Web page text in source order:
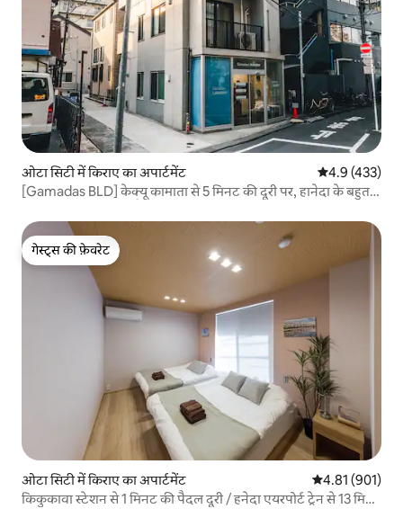
ओटा सिटी में किराए का अपार्टमेंट औसत रेटिंग 5 में
4.9 (433)
[Gamadas BLD] केक्यू कामाता से 5 मिनट की दूरी पर, हानेदा के बहुत
लिए आरामदायक
गेस्ट्स की फ़ेवरेट
गेस्ट्स की फ़ेवरेट
ओटा सिटी में किराए का अपार्टमेंट औसत रेटिंग 5 में से
4.81 (901)
किकुकावा स्टेशन से 1 मिनट की पैदल दूरी / हनेदा एयरपोर्ट ट्रेन से 13 मिनट